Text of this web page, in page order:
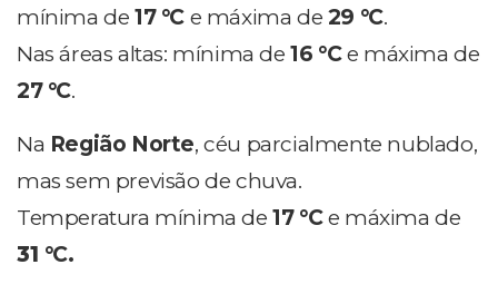
mínima de 17 °C e máxima de 29 °C.
Nas áreas altas: mínima de16 °Ce máxima de
27 °C.
Na Região Norte, céu parcialmente nublado,
mas sem previsão de chuva.
Temperatura mínima de17 °C e máxima de
31 °C.